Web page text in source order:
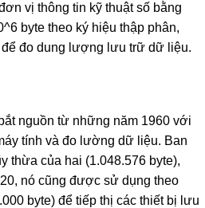
vị thông tin kỹ thuật số bằng
byte theo ký hiệu thập phân,
đo dung lượng lưu trữ dữ liệu.
nguồn từ những năm 1960 với
tính và đo lường dữ liệu. Ban
thừa của hai (1.048.576 byte),
nó cũng được sử dụng theo
byte) để tiếp thị các thiết bị lưu